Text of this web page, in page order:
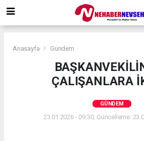
Anasayfa Gündem
ÇALIŞANLARA
GÜNDEM
23.01.2026 - 09:30, Güncelleme: